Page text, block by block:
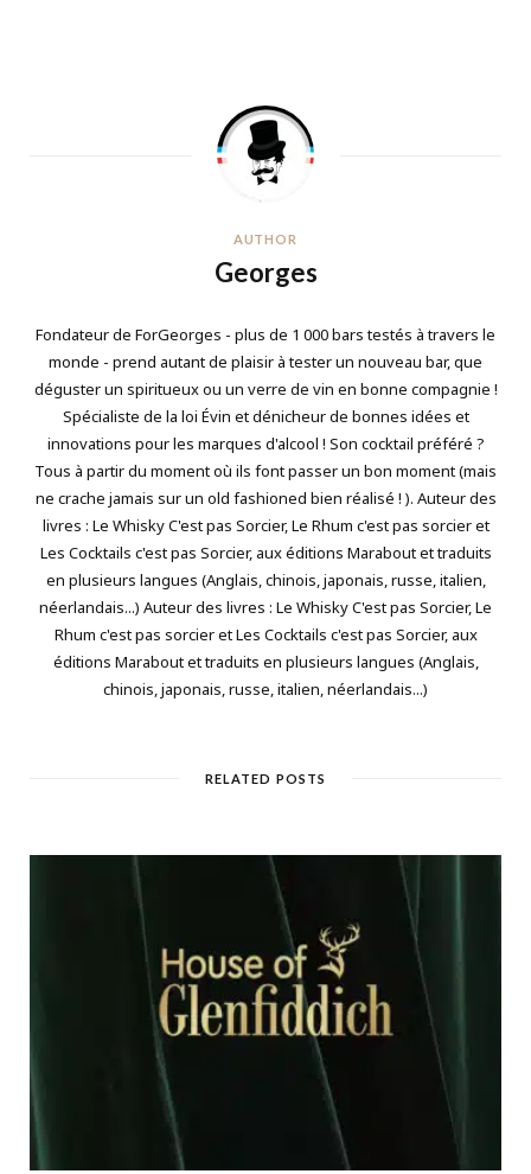
AUTHOR
Georges
Fondateur de ForGeorges - plus de 1 000 bars testés à travers le
monde - prend autant de plaisir à tester un nouveau bar, que
déguster un spiritueux ou un verre de vin en bonne compagnie !
Spécialiste de la loi Évin et dénicheur de bonnes idées et
innovations pour les marques d'alcool ! Son cocktail préféré ?
Tous à partir du moment où ils font passer un bon moment (mais
ne crache jamais sur un old fashioned bien réalisé ! ). Auteur des
livres : Le Whisky C'est pas Sorcier, Le Rhum c'est pas sorcier et
Les Cocktails c'est pas Sorcier, aux éditions Marabout et traduits
en plusieurs langues (Anglais, chinois, japonais, russe, italien,
néerlandais...) Auteur des livres : Le Whisky C'est pas Sorcier, Le
Rhum c'est pas sorcier et Les Cocktails c'est pas Sorcier, aux
éditions Marabout et traduits en plusieurs langues (Anglais,
chinois, japonais, russe, italien, néerlandais...)
RELATED POSTS